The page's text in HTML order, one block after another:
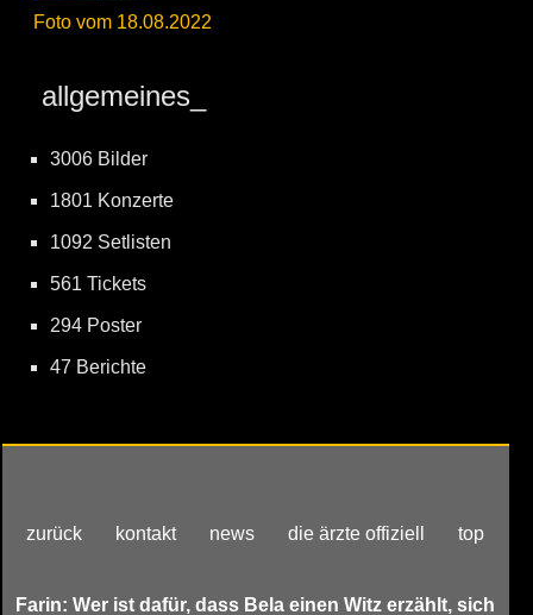
Foto vom 18.08.2022
allgemeines_
3006 Bilder
1801 Konzerte
1092 Setlisten
561 Tickets
294 Poster
47 Berichte
zurück kontakt news die ärzte offiziell top
Farin: Wer ist dafür, dass Bela einen Witz erzählt, sich